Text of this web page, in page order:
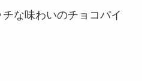
な味わいのチョコパイ